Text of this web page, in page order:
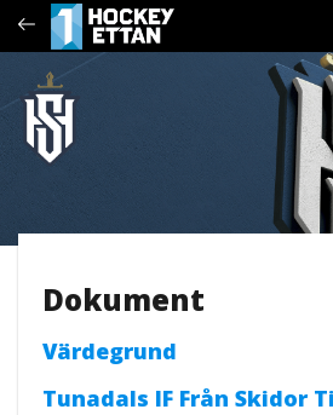
Dokument
Värdegrund
Tunadals IF Från Skidor